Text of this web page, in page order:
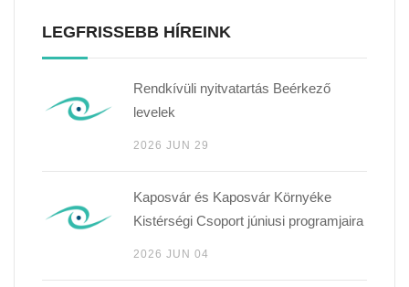
LEGFRISSEBB HÍREINK
Rendkívüli nyitvatartás Beérkező
levelek
2026 JUN 29
Kaposvár és Kaposvár Környéke
Kistérségi Csoport júniusi programjaira
2026 JUN 04